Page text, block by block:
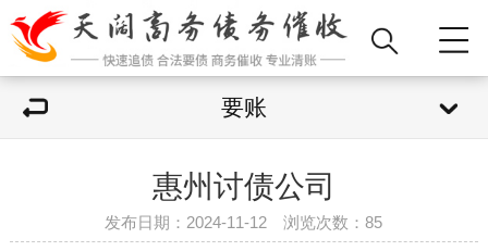
要账
惠州讨债公司
发布日期：2024-11-12 浏览次数：85